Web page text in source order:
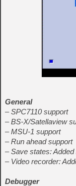
General
– SPC7110 support
– BS-X/Satellaview
– MSU-1 support
– Run ahead support
– Save states:
– Video recorder:
Debugger